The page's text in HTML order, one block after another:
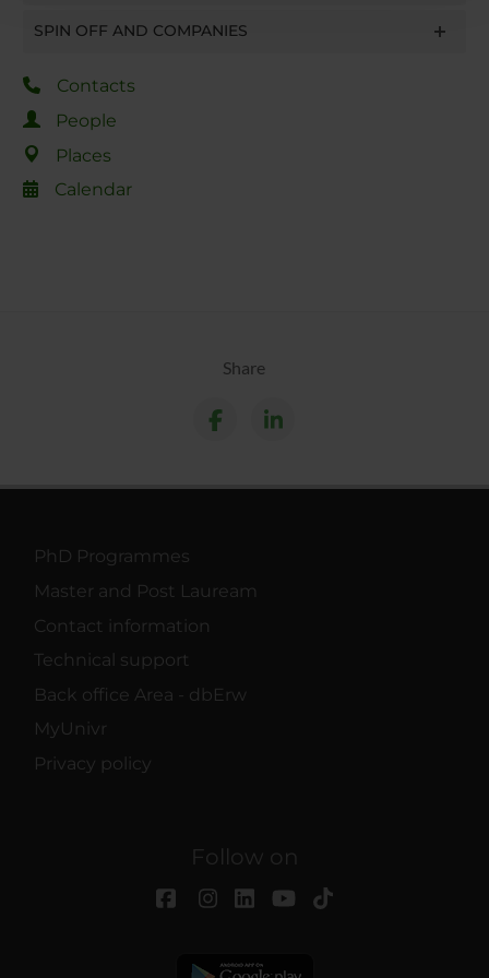
raccolto dal tuo utilizzo dei loro servizi.
SPIN OFF AND COMPANIES
Contacts
People
Places
Calendar
Share
PhD Programmes
Master and Post Lauream
Contact information
Technical support
Back office Area - dbErw
MyUnivr
Privacy policy
Follow on